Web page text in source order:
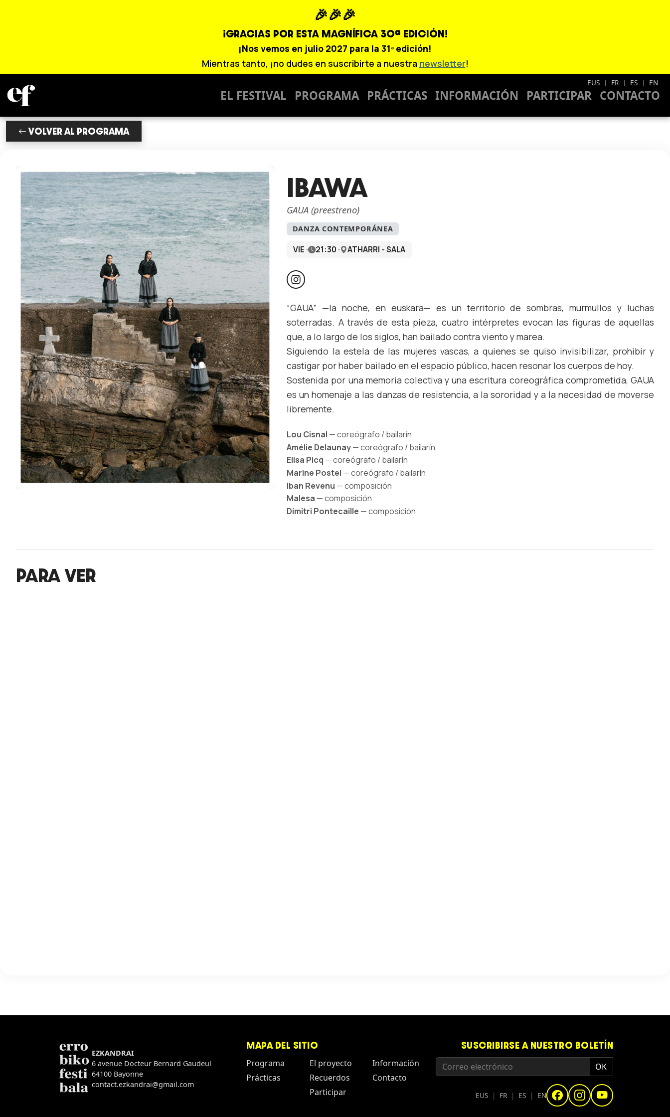
🎉🎉🎉
¡GRACIAS POR ESTA MAGNÍFICA 30ª EDICIÓN!
¡Nos vemos en julio 2027 para la 31ª edición!
Mientras tanto, ¡no dudes en suscribirte a nuestra newsletter!
EUS | FR | ES | EN
EL FESTIVAL PROGRAMA PRÁCTICAS INFORMACIÓN PARTICIPAR CONTACTO
VOLVER AL PROGRAMA
IBAWA
GAUA (preestreno)
DANZA CONTEMPORÁNEA
VIE · 21:30 · ATHARRI - SALA
“GAUA” —la noche, en euskara— es un territorio de sombras, murmullos y luchas
soterradas. A través de esta pieza, cuatro intérpretes evocan las figuras de aquellas
que, a lo largo de los siglos, han bailado contra viento y marea.
Siguiendo la estela de las mujeres vascas, a quienes se quiso invisibilizar, prohibir y
castigar por haber bailado en el espacio público, hacen resonar los cuerpos de hoy.
Sostenida por una memoria colectiva y una escritura coreográfica comprometida, GAUA
es un homenaje a las danzas de resistencia, a la sororidad y a la necesidad de moverse
libremente.
Lou Cisnal — coreógrafo / bailarín
Amélie Delaunay— coreógrafo / bailarín
Elisa Picq — coreógrafo / bailarín
Marine Postel — coreógrafo / bailarín
Iban Revenu — composición
Malesa — composición
Dimitri Pontecaille — composición
PARA VER
EZKANDRAI
6 avenue Docteur Bernard Gaudeul
64100 Bayonne
contact.ezkandrai@gmail.com
MAPA DEL SITIO
Programa
Prácticas
El proyecto
Recuerdos
Participar
Información
Contacto
SUSCRIBIRSE A NUESTRO BOLETÍN
EUS | FR | ES | EN